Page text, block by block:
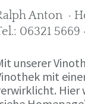
Anton ·
06321 5669
unserer
mit
Hier